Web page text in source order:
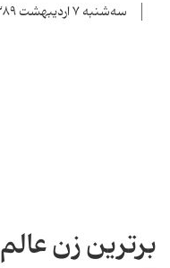
سه‌شنبه ۷ اردیبهشت ۱۳۸۹ - ۰۰:۰۰
برترین زن عالم